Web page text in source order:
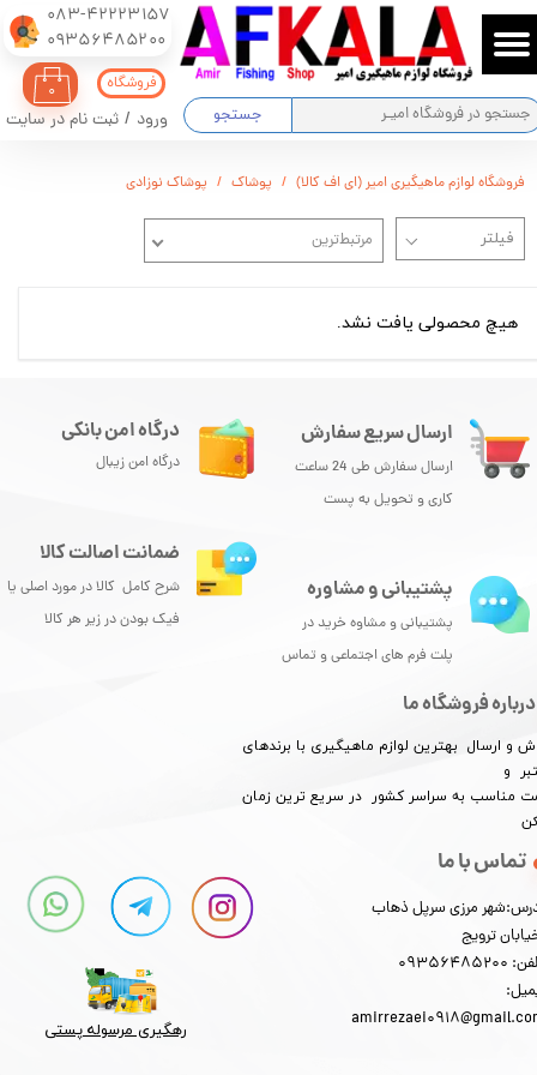
083-42223157
​​​​​​​09356485200
جستجو
۰
ورود / ثبت نام در سایت
حساب کاربری من
تغییر گذر واژه
خروج از حساب کاربری
فروشگاه
فروشگاه لوازم ماهیگیری امیر (ای اف کالا) پوشاک پوشاک نوزادی
مرتبط‌ترین
هیچ محصولی یافت نشد.
ارسال سریع سفارش
ارسال سفارش طی 24 ساعت
کاری و تحویل به پست
درباره فروشگاه ما
و ارسال بهترین لوازم ماهیگیری با برندهای
و
مناسب به سراسر کشور در سریع ترین زمان
تماس با ما
مرزی سرپل ذهاب
ترویج
درگاه امن بانکی
درگاه امن زیبال
پشتیبانی و مشاوره
پشتیبانی و مشاوه خرید در
پلت فرم های اجتماعی و تماس
ضمانت اصالت کالا
شرح کامل کالا در مورد اصلی یا
فیک بودن در زیر هر کالا
رهگیری مرسوله پستی​​​​​​​